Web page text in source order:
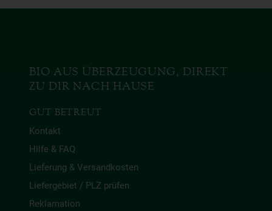
BIO AUS ÜBERZEUGUNG, DIREKT
ZU DIR NACH HAUSE
GUT BETREUT
Kontakt
Hilfe & FAQ
Lieferung & Versandkosten
Liefergebiet / PLZ prüfen
Reklamation